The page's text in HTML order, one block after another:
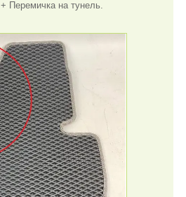
Перемичка на тунель.